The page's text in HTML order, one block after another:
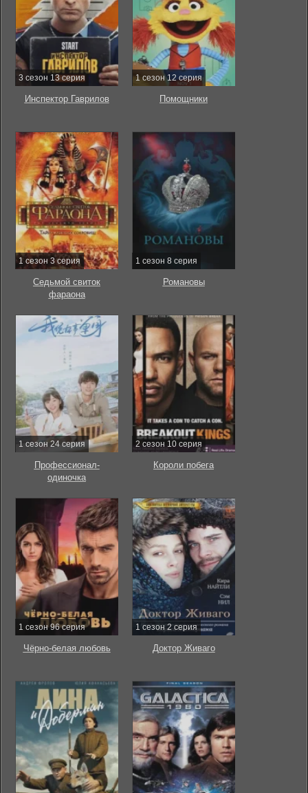
3 сезон 13 серия
Инспектор Гаврилов
1 сезон 12 серия
Помощники
1 сезон 3 серия
Седьмой свиток
фараона
1 сезон 8 серия
Романовы
1 сезон 24 серия
Профессионал-
одиночка
2 сезон 10 серия
Короли побега
1 сезон 96 серия
Чёрно-белая любовь
1 сезон 2 серия
Доктор Живаго